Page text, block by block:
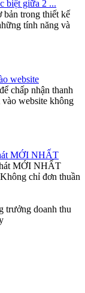
biệt giữa 2 ...
bản trong thiết kế
tính năng và
website
chấp nhận thanh
website không
MỚI NHẤT
hát MỚI NHẤT
chỉ đơn thuần
trưởng doanh thu